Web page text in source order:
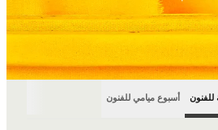
للفنون أسبوع ميامي للفنون